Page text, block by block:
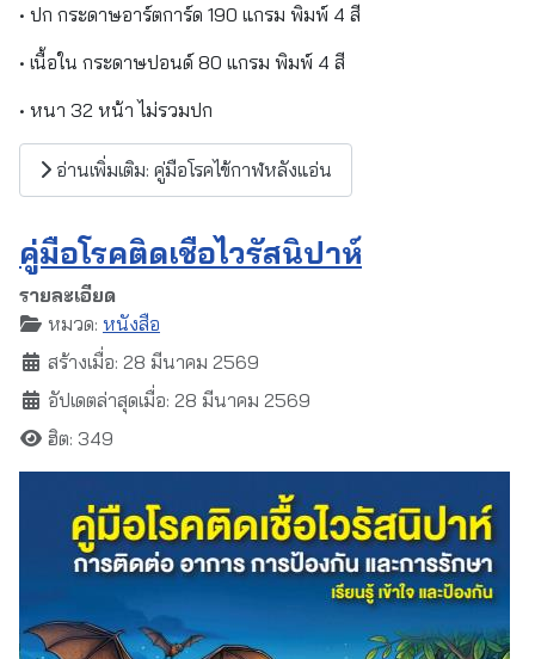
• ปก กระดาษอาร์ตการ์ด 190 แกรม พิมพ์ 4 สี
• เนื้อใน กระดาษปอนด์ 80 แกรม พิมพ์ 4 สี
• หนา 32 หน้า ไม่รวมปก
อ่านเพิ่มเติม: คู่มือโรคไข้กาฬหลังแอ่น
คู่มือโรคติดเชื้อไวรัสนิปาห์
รายละเอียด
หมวด: หนังสือ
สร้างเมื่อ: 28 มีนาคม 2569
อัปเดตล่าสุดเมื่อ: 28 มีนาคม 2569
ฮิต: 349